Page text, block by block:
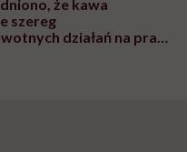
że kawa
szereg
działań na pracę